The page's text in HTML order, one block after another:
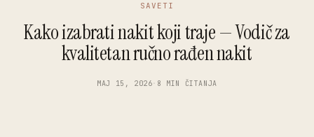
SAVETI
Kako izabrati nakit koji traje — Vodič za
kvalitetan ručno rađen nakit
MAJ 15, 2026· 8 MIN ČITANJA